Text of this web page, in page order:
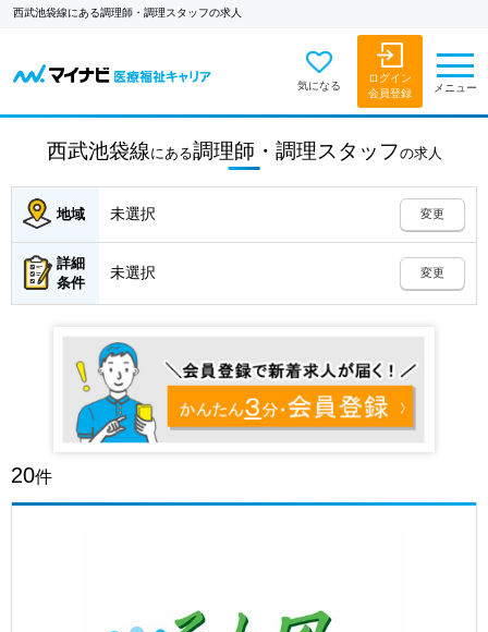
西武池袋線にある調理師・調理スタッフの求人
気になる
ログイン
会員登録
メニュー
西武池袋線 にある調理師・調理スタッフの求人
地域 未選択 変更
詳細
条件
未選択 変更
20件